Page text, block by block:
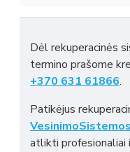
Dėl rekuperacinės
termino prašome
+370 631 61866.
Patikėjus
atlikti profesionaliai